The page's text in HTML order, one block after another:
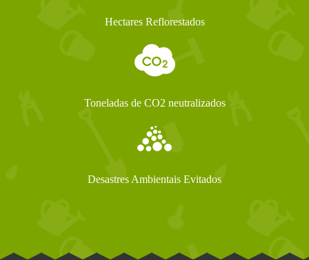
Hectares Reflorestados
Toneladas de CO2 neutralizados
Desastres Ambientais Evitados